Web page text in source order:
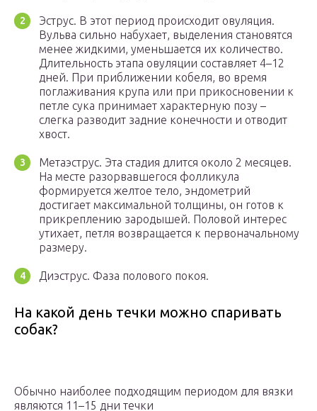
Эструс. В этот период происходит овуляция.
Вульва сильно набухает, выделения становятся
менее жидкими, уменьшается их количество.
Длительность этапа овуляции составляет 4–12
дней. При приближении кобеля, во время
поглаживания крупа или при прикосновении к
петле сука принимает характерную позу –
слегка разводит задние конечности и отводит
хвост.
Метаэструс. Эта стадия длится около 2 месяцев.
На месте разорвавшегося фолликула
формируется желтое тело, эндометрий
достигает максимальной толщины, он готов к
прикреплению зародышей. Половой интерес
утихает, петля возвращается к первоначальному
размеру.
Диэструс. Фаза полового покоя.
На какой день течки можно спаривать
собак?
Обычно наиболее подходящим периодом для вязки
являются 11–15 дни течки